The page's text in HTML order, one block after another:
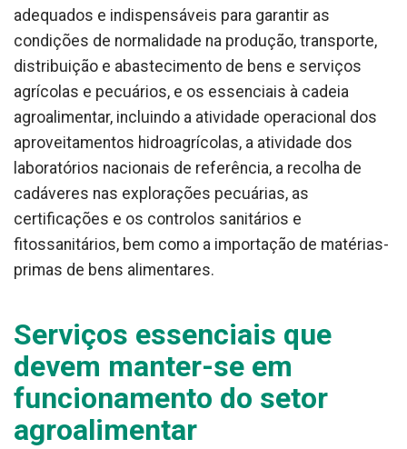
adequados e indispensáveis para garantir as
condições de normalidade na produção, transporte,
distribuição e abastecimento de bens e serviços
agrícolas e pecuários, e os essenciais à cadeia
agroalimentar, incluindo a atividade operacional dos
aproveitamentos hidroagrícolas, a atividade dos
laboratórios nacionais de referência, a recolha de
cadáveres nas explorações pecuárias, as
certificações e os controlos sanitários e
fitossanitários, bem como a importação de matérias-
primas de bens alimentares.
Serviços essenciais que
devem manter-se em
funcionamento do setor
agroalimentar